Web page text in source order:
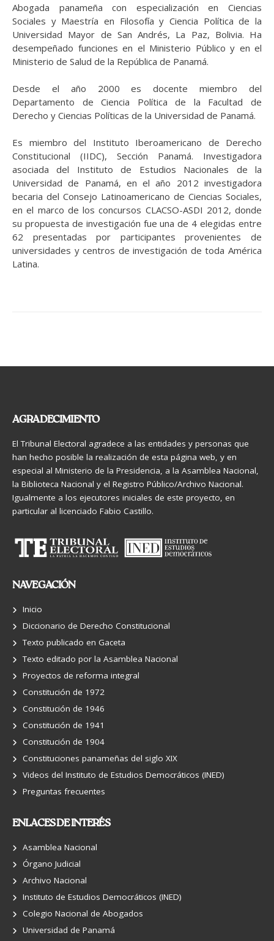
Abogada panameña con especialización en Ciencias
Sociales y Maestría en Filosofía y Ciencia Política de la
Universidad Mayor de San Andrés, La Paz, Bolivia. Ha
desempeñado funciones en el Ministerio Público y en el
Ministerio de Salud de la República de Panamá.
Desde el año 2000 es docente miembro del
Departamento de Ciencia Política de la Facultad de
Derecho y Ciencias Políticas de la Universidad de Panamá.
Es miembro del Instituto Iberoamericano de Derecho
Constitucional (IIDC), Sección Panamá. Investigadora
asociada del Instituto de Estudios Nacionales de la
Universidad de Panamá, en el año 2012 investigadora
becaria del Consejo Latinoamericano de Ciencias Sociales,
en el marco de los concursos CLACSO-ASDI 2012, donde
su propuesta de investigación fue una de 4 elegidas entre
62 presentadas por participantes provenientes de
universidades y centros de investigación de toda América
Latina.
AGRADECIMIENTO
El Tribunal Electoral agradece a las entidades y personas que
han hecho posible la realización de esta página web, y en
especial al Ministerio de la Presidencia, a la Asamblea Nacional,
la Biblioteca Nacional y el Registro Público/Archivo Nacional.
Igualmente a los ejecutores iniciales de este proyecto, en
particular al licenciado Fabio Castillo.
NAVEGACIÓN
Inicio
Diccionario de Derecho Constitucional
Texto publicado en Gaceta
Texto editado por la Asamblea Nacional
Proyectos de reforma integral
Constitución de 1972
Constitución de 1946
Constitución de 1941
Constitución de 1904
Constituciones panameñas del siglo XIX
Videos del Instituto de Estudios Democráticos (INED)
Preguntas frecuentes
ENLACES DE INTERÉS
Asamblea Nacional
Órgano Judicial
Archivo Nacional
Instituto de Estudios Democráticos (INED)
Colegio Nacional de Abogados
Universidad de Panamá